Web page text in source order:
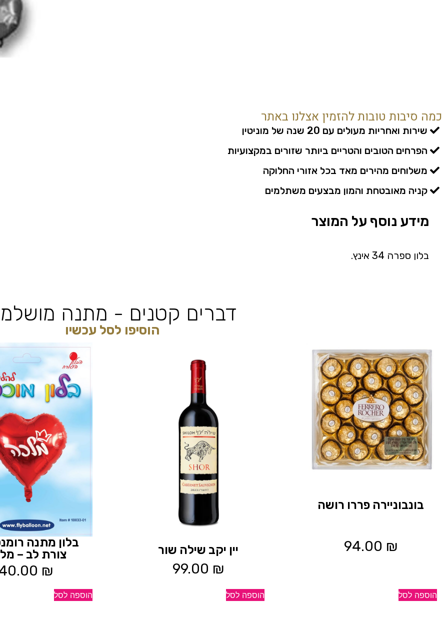
כמה סיבות טובות להזמין אצלנו באתר
שירות ואחריות מעולים עם 20 שנה של מוניטין
הפרחים הטובים והטריים ביותר שזורים במקצועיות
משלוחים מהירים מאד בכל אזורי החלוקה
קניה מאובטחת והמון מבצעים משתלמים
מידע נוסף על המוצר
בלון ספרה 34 אינץ.
דברים קטנים - מתנה
הוסיפו לסל עכשיו
בונבוניירה פררו רושה
94.00 ₪
הוספה לסל
יין יקב שילה שור
99.00 ₪
הוספה לסל
בלון מתנה
צורת לב –
₪
הוספה לסל